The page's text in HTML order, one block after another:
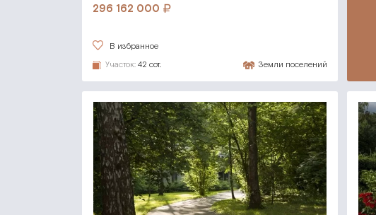
296 162 000
В избранное
Участок: 42 сот. Земли поселений